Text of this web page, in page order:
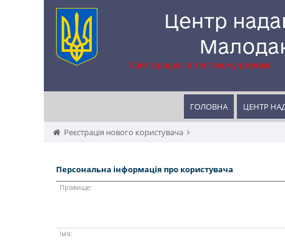
Центр
Сайт працює в тестовому режимі
ГОЛОВНА ЦЕНТР
Реєстрація нового користувача
Персональна інформація про користувача
Прізвище:
Ім’я: